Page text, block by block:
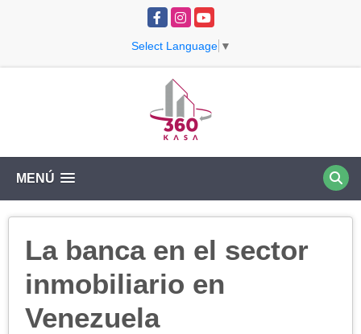
Facebook
InstagramYouTube
Select Language ▼
MENÚ
La banca en el sector
inmobiliario en
Venezuela